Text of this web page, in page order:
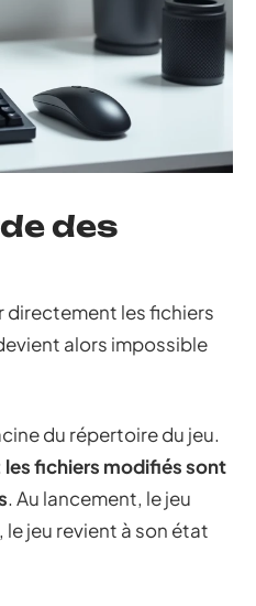
des
directement les fichiers
alors impossible
du répertoire du jeu.
les fichiers modifiés sont
. Au lancement, le jeu
jeu revient à son état